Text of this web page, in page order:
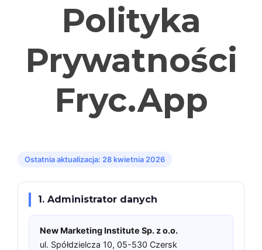
Polityka
Prywatności
Fryc.App
Ostatnia aktualizacja: 28 kwietnia 2026
1. Administrator danych
New Marketing Institute Sp. z o.o.
ul. Spółdzielcza 10, 05-530 Czersk